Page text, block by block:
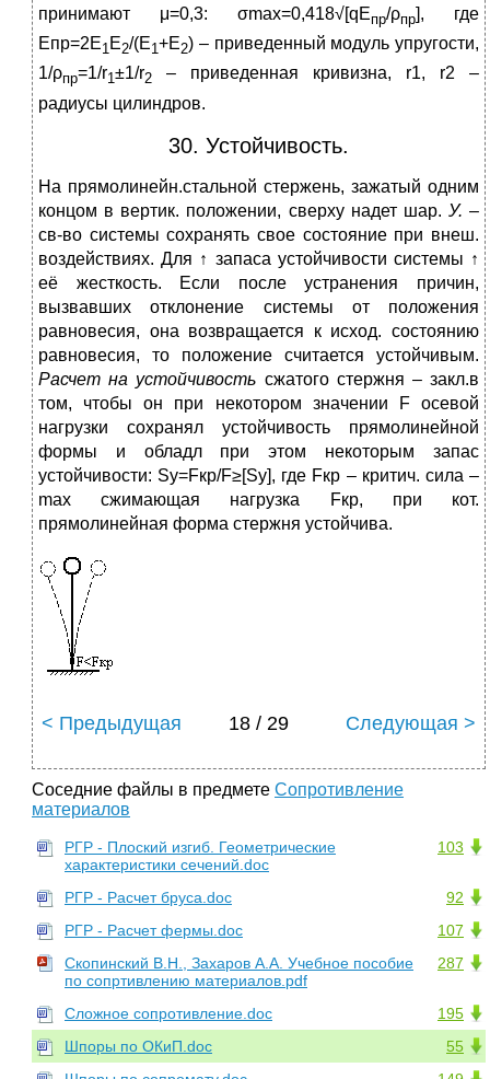
принимают μ=0,3: σmax=0,418√[qЕпр/ρпр], где
Епр=2Е1Е2/(Е1+Е2) – приведенный модуль упругости,
1/ρпр=1/r1±1/r2 – приведенная кривизна, r1, r2 –
радиусы цилиндров.
30. Устойчивость.
На прямолинейн.стальной стержень, зажатый одним
концом в вертик. положении, сверху надет шар. У. –
св-во системы сохранять свое состояние при внеш.
воздействиях. Для ↑ запаса устойчивости системы ↑
её жесткость. Если после устранения причин,
вызвавших отклонение системы от положения
равновесия, она возвращается к исход. состоянию
равновесия, то положение считается устойчивым.
Расчет на устойчивость сжатого стержня – закл.в
том, чтобы он при некотором значении F осевой
нагрузки сохранял устойчивость прямолинейной
формы и обладл при этом некоторым запас
устойчивости: Sy=Fкр/F≥[Sy], где Fкр – критич. сила –
max сжимающая нагрузка Fкр, при кот.
прямолинейная форма стержня устойчива.
< Предыдущая 18 / 29 Следующая >
Соседние файлы в предмете Сопротивление
материалов
103
РГР - Плоский изгиб. Геометрические
характеристики сечений.doc
92
РГР - Расчет бруса.doc
107
РГР - Расчет фермы.doc
287
Скопинский В.Н., Захаров А.А. Учебное пособие
по сопртивлению материалов.pdf
195
Сложное сопротивление.doc
55
Шпоры по ОКиП.doc